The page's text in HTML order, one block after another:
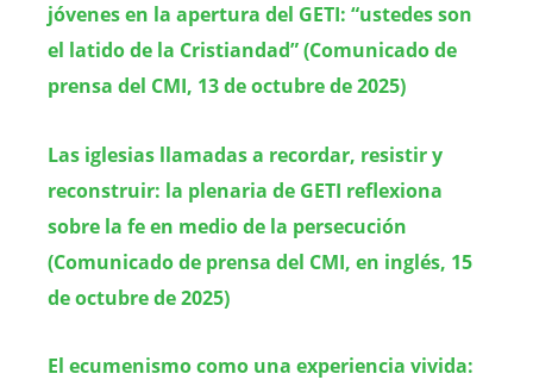
jóvenes en la apertura del GETI: “ustedes son
el latido de la Cristiandad” (Comunicado de
prensa del CMI, 13 de octubre de 2025)
Las iglesias llamadas a recordar, resistir y
reconstruir: la plenaria de GETI reflexiona
sobre la fe en medio de la persecución
(Comunicado de prensa del CMI, en inglés, 15
de octubre de 2025)
El ecumenismo como una experiencia vivida: